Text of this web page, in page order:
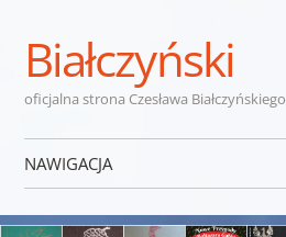
Białczyński
oficjalna strona Czesława Białczyńskiego
NAWIGACJA